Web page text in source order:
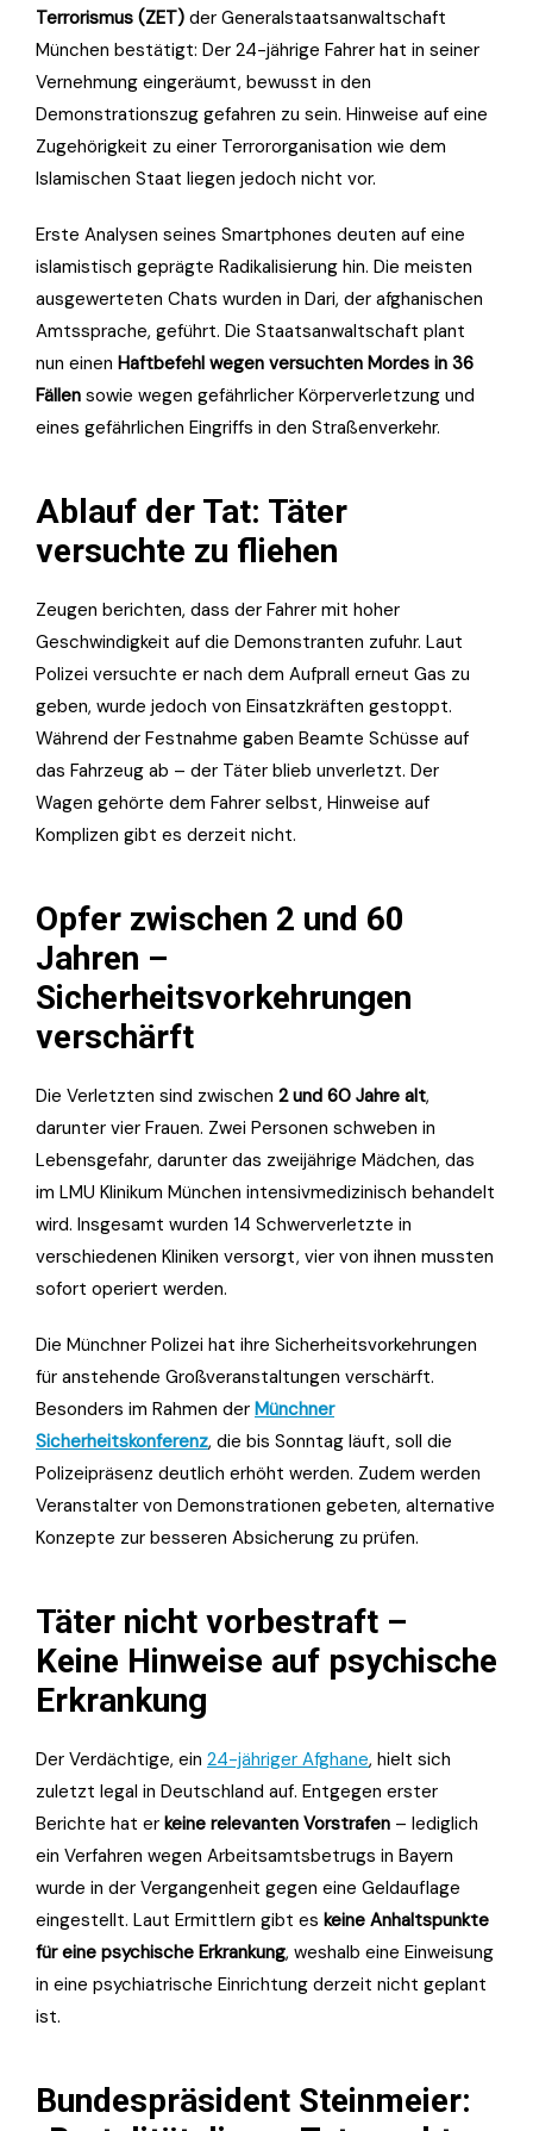
Terrorismus (ZET) der Generalstaatsanwaltschaft
München bestätigt: Der 24-jährige Fahrer hat in seiner
Vernehmung eingeräumt, bewusst in den
Demonstrationszug gefahren zu sein. Hinweise auf eine
Zugehörigkeit zu einer Terrororganisation wie dem
Islamischen Staat liegen jedoch nicht vor.
Erste Analysen seines Smartphones deuten auf eine
islamistisch geprägte Radikalisierung hin. Die meisten
ausgewerteten Chats wurden in Dari, der afghanischen
Amtssprache, geführt. Die Staatsanwaltschaft plant
nun einen Haftbefehl wegen versuchten Mordes in 36
Fällen sowie wegen gefährlicher Körperverletzung und
eines gefährlichen Eingriffs in den Straßenverkehr.
Ablauf der Tat: Täter
versuchte zu fliehen
Zeugen berichten, dass der Fahrer mit hoher
Geschwindigkeit auf die Demonstranten zufuhr. Laut
Polizei versuchte er nach dem Aufprall erneut Gas zu
geben, wurde jedoch von Einsatzkräften gestoppt.
Während der Festnahme gaben Beamte Schüsse auf
das Fahrzeug ab – der Täter blieb unverletzt. Der
Wagen gehörte dem Fahrer selbst, Hinweise auf
Komplizen gibt es derzeit nicht.
Opfer zwischen 2 und 60
Jahren –
Sicherheitsvorkehrungen
verschärft
Die Verletzten sind zwischen 2 und 60 Jahre alt,
darunter vier Frauen. Zwei Personen schweben in
Lebensgefahr, darunter das zweijährige Mädchen, das
im LMU Klinikum München intensivmedizinisch behandelt
wird. Insgesamt wurden 14 Schwerverletzte in
verschiedenen Kliniken versorgt, vier von ihnen mussten
sofort operiert werden.
Die Münchner Polizei hat ihre Sicherheitsvorkehrungen
für anstehende Großveranstaltungen verschärft.
Besonders im Rahmen der Münchner
Sicherheitskonferenz, die bis Sonntag läuft, soll die
Polizeipräsenz deutlich erhöht werden. Zudem werden
Veranstalter von Demonstrationen gebeten, alternative
Konzepte zur besseren Absicherung zu prüfen.
Täter nicht vorbestraft –
Keine Hinweise auf psychische
Erkrankung
Der Verdächtige, ein 24-jähriger Afghane, hielt sich
zuletzt legal in Deutschland auf. Entgegen erster
Berichte hat er keine relevanten Vorstrafen – lediglich
ein Verfahren wegen Arbeitsamtsbetrugs in Bayern
wurde in der Vergangenheit gegen eine Geldauflage
eingestellt. Laut Ermittlern gibt es keine Anhaltspunkte
für eine psychische Erkrankung, weshalb eine Einweisung
in eine psychiatrische Einrichtung derzeit nicht geplant
ist.
Bundespräsident Steinmeier: